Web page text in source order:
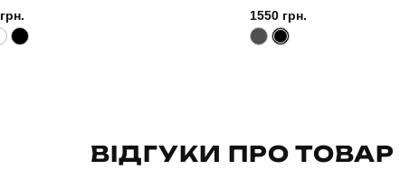
1550 грн.
ВІДГУКИ ПРО ТОВАР